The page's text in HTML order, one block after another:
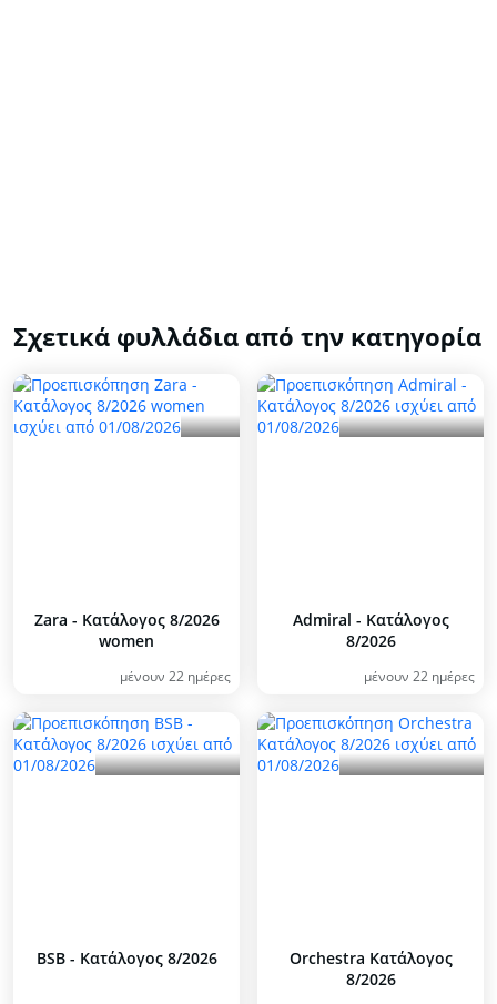
Σχετικά φυλλάδια από την κατηγορία
Zara - Kατάλογος 8/2026
women
μένουν 22 ημέρες
Admiral - Kατάλογος
8/2026
μένουν 22 ημέρες
BSB - Kατάλογος 8/2026
Orchestra Kατάλογος
8/2026